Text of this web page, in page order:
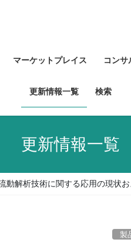
マーケットプレイス コンサ
更新情報一覧 検索
更新情報一覧
動解析技術に関する応用の現状
製